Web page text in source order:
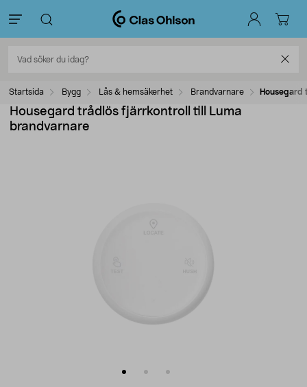
Startsida Bygg Lås & hemsäkerhet Brandvarnare
Housegard trådlös fjärrkontroll till Luma
brandvarnare